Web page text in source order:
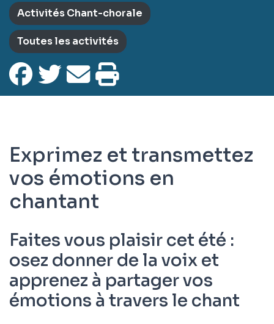
Activités Chant-chorale
Toutes les activités
Exprimez et transmettez
vos émotions en
chantant
Faites vous plaisir cet été :
osez donner de la voix et
apprenez à partager vos
émotions à travers le chant